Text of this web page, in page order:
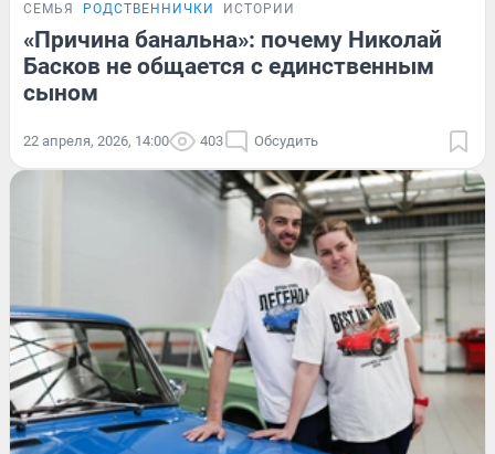
СЕМЬЯ РОДСТВЕННИЧКИ ИСТОРИИ
«Причина банальна»: почему Николай
Басков не общается с единственным
сыном
22 апреля, 2026, 14:00 403 Обсудить